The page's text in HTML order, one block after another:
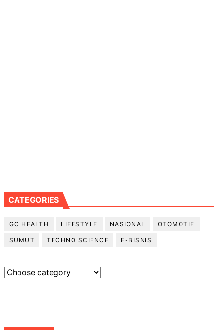
CATEGORIES
GO HEALTH LIFESTYLE NASIONAL OTOMOTIF
SUMUT TECHNO SCIENCE E-BISNIS